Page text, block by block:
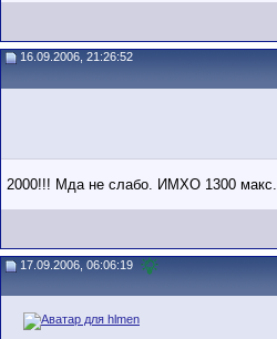
16.09.2006, 21:26:52
2000!!! Мда не слабо. ИМХО 1300 макс.
17.09.2006, 06:06:19